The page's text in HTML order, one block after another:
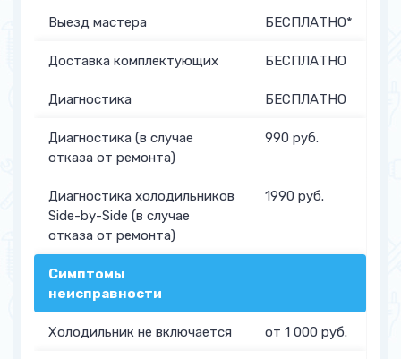
Выезд мастера БЕСПЛАТНО*
Доставка комплектующих БЕСПЛАТНО
Диагностика БЕСПЛАТНО
Диагностика (в случае
отказа от ремонта)
990 руб.
Диагностика холодильников
Side-by-Side (в случае
отказа от ремонта)
1990 руб.
Симптомы
неисправности
Холодильник не включается от 1 000 руб.